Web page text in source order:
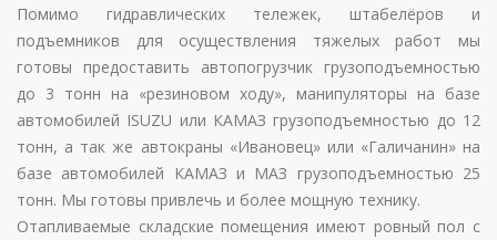
Помимо гидравлических тележек, штабелёров и
подъемников для осуществления тяжелых работ мы
готовы предоставить автопогрузчик грузоподъемностью
до 3 тонн на «резиновом ходу», манипуляторы на базе
автомобилей ISUZU или КАМАЗ грузоподъемностью до 12
тонн, а так же автокраны «Ивановец» или «Галичанин» на
базе автомобилей КАМАЗ и МАЗ грузоподъемностью 25
тонн. Мы готовы привлечь и более мощную технику.
Отапливаемые складские помещения имеют ровный пол с